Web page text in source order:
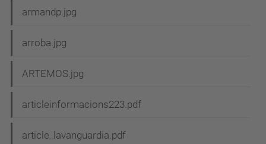
armandp.jpg
arroba.jpg
ARTEMOS.jpg
articleinformacions223.pdf
article_lavanguardia.pdf